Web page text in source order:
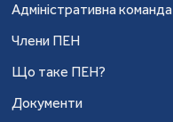
Адміністративна команда
Члени ПЕН
Що таке ПЕН?
Документи